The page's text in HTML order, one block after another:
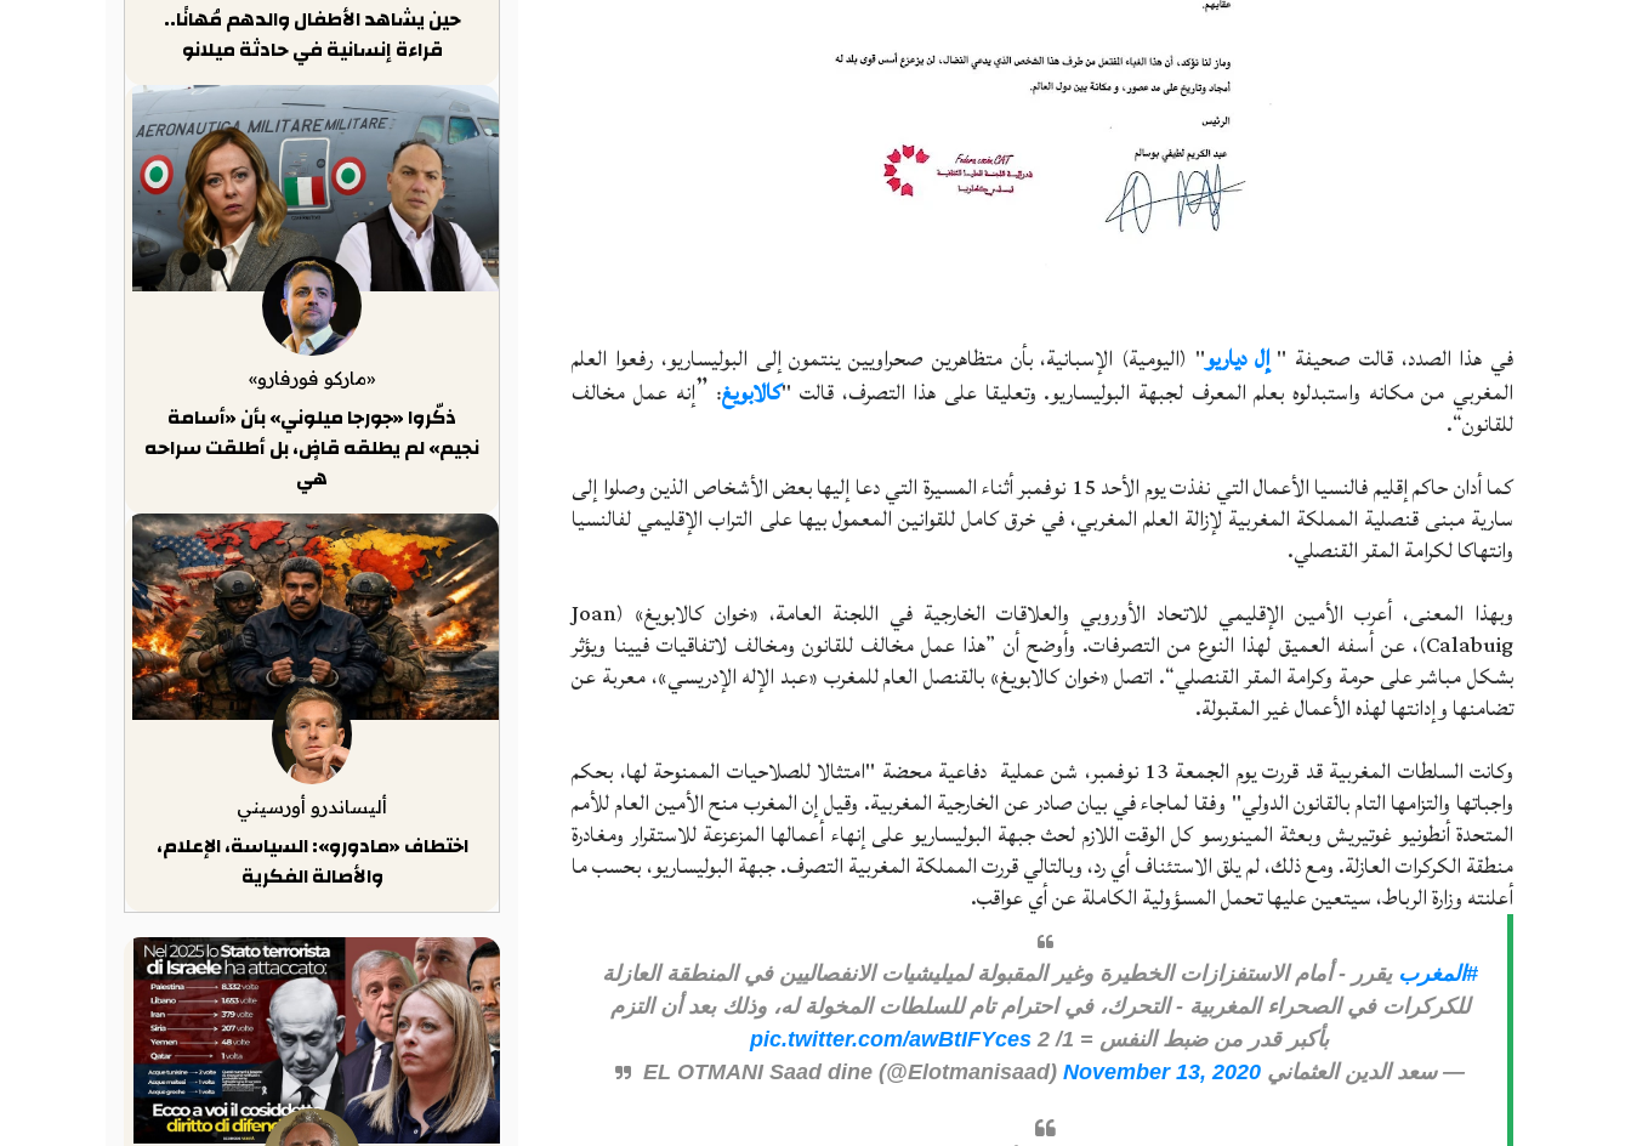
في هذا الصدد، قالت صحيفة "إل دياريو" (اليومية) الإسبانية، بأن متظاهرين صحراويين ينتمون إلى البوليساريو، رفعوا العلم
المغربي من مكانه واستبدلوه بعلم المعرف لجبهة البوليساريو. وتعليقا على هذا التصرف، قالت "كالابويغ:
”إنه عمل مخالف
للقانون“.
كما أدان حاكم إقليم فالنسيا الأعمال التي نفذت يوم الأحد 15 نوفمبر أثناء المسيرة التي دعا إليها بعض الأشخاص الذين وصلوا إلى
سارية مبنى قنصلية المملكة المغربية لإزالة العلم المغربي، في خرق كامل للقوانين المعمول بيها على التراب الإقليمي لفالنسيا
وانتهاكا لكرامة المقر القنصلي.
وبهذا المعنى، أعرب الأمين الإقليمي للاتحاد الأوروبي والعلاقات الخارجية في اللجنة العامة، «خوان كالابويغ» (Joan
Calabuig)، عن أسفه العميق لهذا النوع من التصرفات. وأوضح أن ”هذا عمل مخالف للقانون ومخالف لاتفاقيات فيينا ويؤثر
بشكل مباشر على حرمة وكرامة المقر القنصلي“. اتصل «خوان كالابويغ» بالقنصل العام للمغرب «عبد الإله الإدريسي»، معربة عن
تضامنها وإدانتها لهذه الأعمال غير المقبولة.
وكانت السلطات المغربية قد قررت يوم الجمعة 13 نوفمبر، شن عملية دفاعية محضة "امتثالا للصلاحيات الممنوحة لها، بحكم
واجباتها والتزامها التام بالقانون الدولي" وفقا لماجاء في بيان صادر عن الخارجية المغربية. وقيل إن المغرب منح الأمين العام للأمم
المتحدة أنطونيو غوتيريش وبعثة المينورسو كل الوقت اللازم لحث جبهة البوليساريو على إنهاء أعمالها المزعزعة للاستقرار ومغادرة
منطقة الكركرات العازلة. ومع ذلك، لم يلق الاستئناف أي رد، وبالتالي قررت المملكة المغربية التصرف. جبهة البوليساريو، بحسب ما
أعلنته وزارة الرباط، سيتعين عليها تحمل المسؤولية الكاملة عن أي عواقب.
#المغرب يقرر - أمام الاستفزازات الخطيرة وغير المقبولة لميليشيات الانفصاليين في المنطقة العازلة
للكركرات في الصحراء المغربية - التحرك، في احترام تام للسلطات المخولة له، وذلك بعد أن التزم
بأكبر قدر من ضبط النفس = 1/ 2
pic.twitter.com/awBtIFYces
— سعد الدين العثماني EL OTMANI Saad dine (@Elotmanisaad)November 13, 2020
حين يشاهد الأطفال والدهم مُهانًا..
قراءة إنسانية في حادثة ميلانو
«ماركو فورفارو»
ذكّروا «جورجا ميلوني» بأن «أسامة
نجيم» لم يطلقه قاضٍ، بل أطلقت سراحه
هي
أليساندرو أورسيني
اختطاف «مادورو»: السياسة، الإعلام،
والأصالة الفكرية